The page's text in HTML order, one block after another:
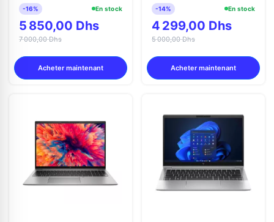
-16% En stock
5 850,00 Dhs
7 000,00 Dhs
Acheter maintenant
-14% En stock
4 299,00 Dhs
5 000,00 Dhs
Acheter maintenant